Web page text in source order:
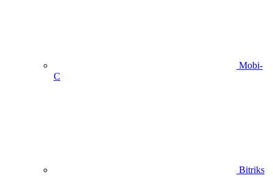
Mobi-
C
Bitriks